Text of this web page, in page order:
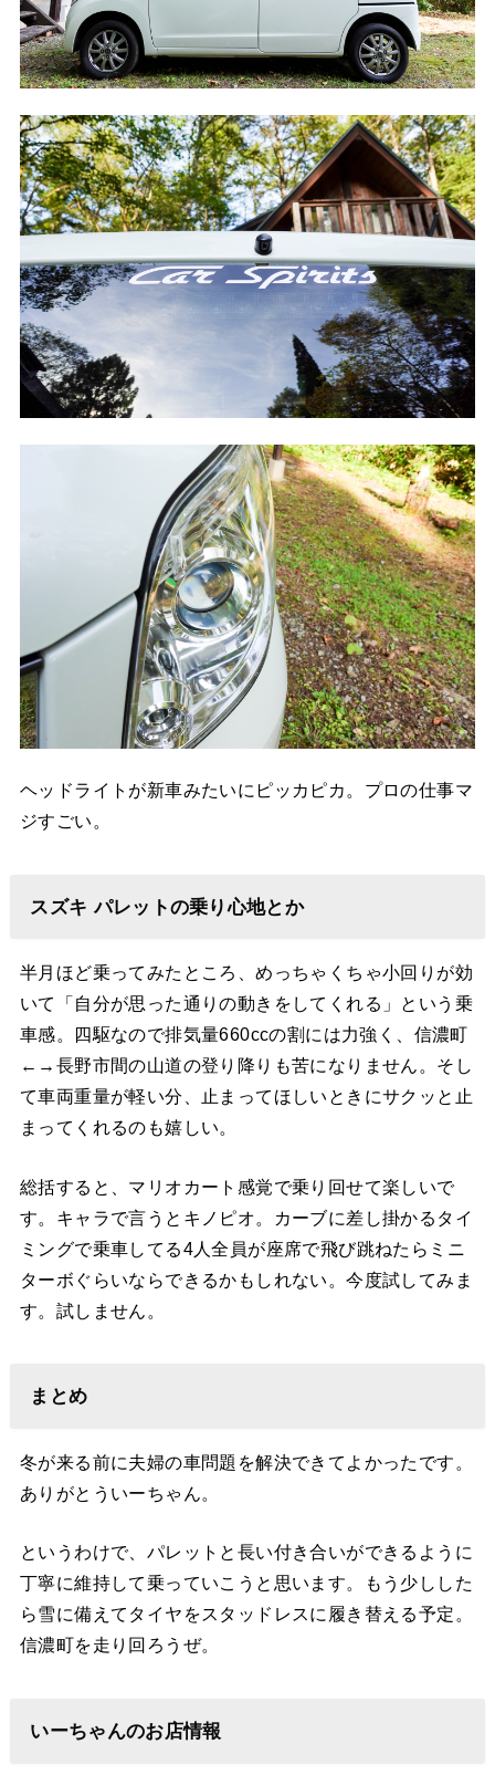
ヘッドライトが新車みたいにピッカピカ。プロの仕事マ
ジすごい。
スズキ パレットの乗り心地とか
半月ほど乗ってみたところ、めっちゃくちゃ小回りが効
いて「自分が思った通りの動きをしてくれる」という乗
車感。四駆なので排気量660ccの割には力強く、信濃町
←→長野市間の山道の登り降りも苦になりません。そし
て車両重量が軽い分、止まってほしいときにサクッと止
まってくれるのも嬉しい。
総括すると、マリオカート感覚で乗り回せて楽しいで
す。キャラで言うとキノピオ。カーブに差し掛かるタイ
ミングで乗車してる4人全員が座席で飛び跳ねたらミニ
ターボぐらいならできるかもしれない。今度試してみま
す。試しません。
まとめ
冬が来る前に夫婦の車問題を解決できてよかったです。
ありがとういーちゃん。
というわけで、パレットと長い付き合いができるように
丁寧に維持して乗っていこうと思います。もう少しした
ら雪に備えてタイヤをスタッドレスに履き替える予定。
信濃町を走り回ろうぜ。
いーちゃんのお店情報